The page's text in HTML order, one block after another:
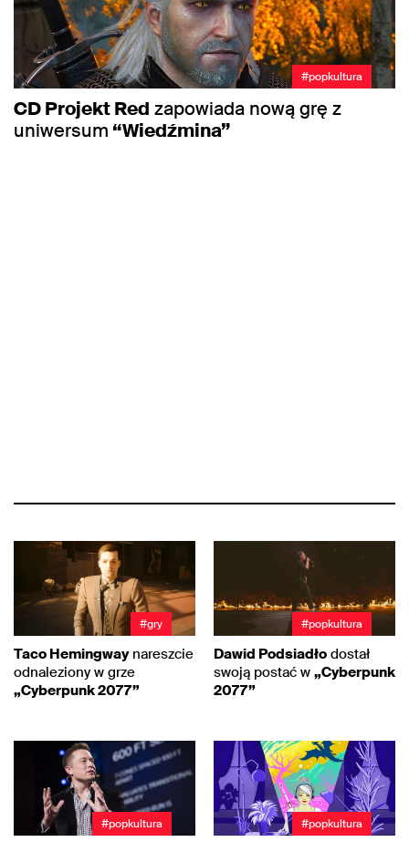
#popkultura
CD Projekt Red zapowiada nową grę z
uniwersum “Wiedźmina”
#gry
Taco Hemingwaynareszcie
odnaleziony w grze
„Cyberpunk 2077”
#popkultura
Dawid Podsiadło dostał
swoją postać w „Cyberpunk
2077”
#popkultura #popkultura